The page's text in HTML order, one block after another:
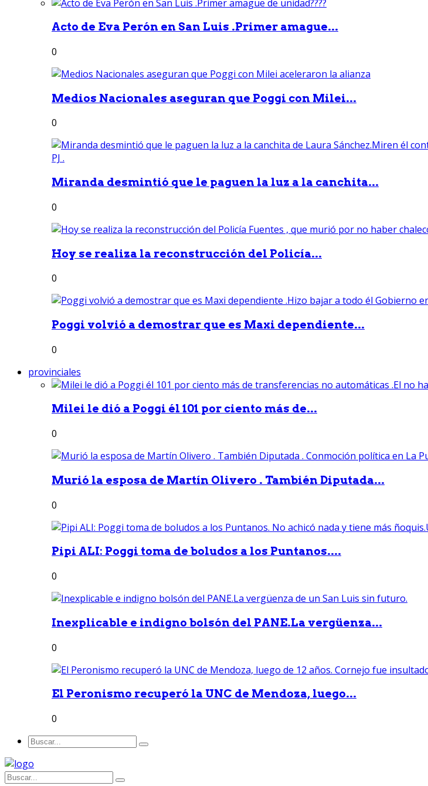
Acto de Eva Perón en San Luis .Primer amague...
0
Medios Nacionales aseguran que Poggi con Milei...
0
Miranda desmintió que le paguen la luz a la canchita...
0
Hoy se realiza la reconstrucción del Policía...
0
Poggi volvió a demostrar que es Maxi dependiente...
0
provinciales
Milei le dió a Poggi él 101 por ciento más de...
0
Murió la esposa de Martín Olivero . También Diputada...
0
Pipi ALI: Poggi toma de boludos a los Puntanos....
0
Inexplicable e indigno bolsón del PANE.La vergüenza...
0
El Peronismo recuperó la UNC de Mendoza, luego...
0